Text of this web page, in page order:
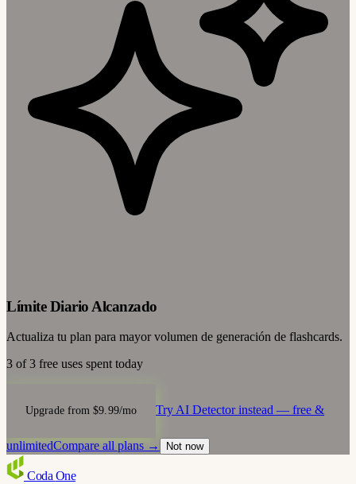
Límite Diario Alcanzado
Actualiza tu plan para mayor volumen de generación de flashcards.
3 of 3 free uses spent today
Upgrade from $9.99/mo Try AI Detector instead — free &
unlimitedCompare all plans → Not now
Coda One